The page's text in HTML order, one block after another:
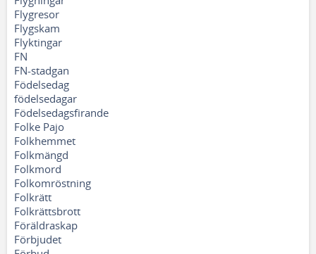
Flygresor
Flygskam
Flyktingar
FN
FN-stadgan
Födelsedag
födelsedagar
Födelsedagsfirande
Folke Pajo
Folkhemmet
Folkmängd
Folkmord
Folkomröstning
Folkrätt
Folkrättsbrott
Föräldraskap
Förbjudet